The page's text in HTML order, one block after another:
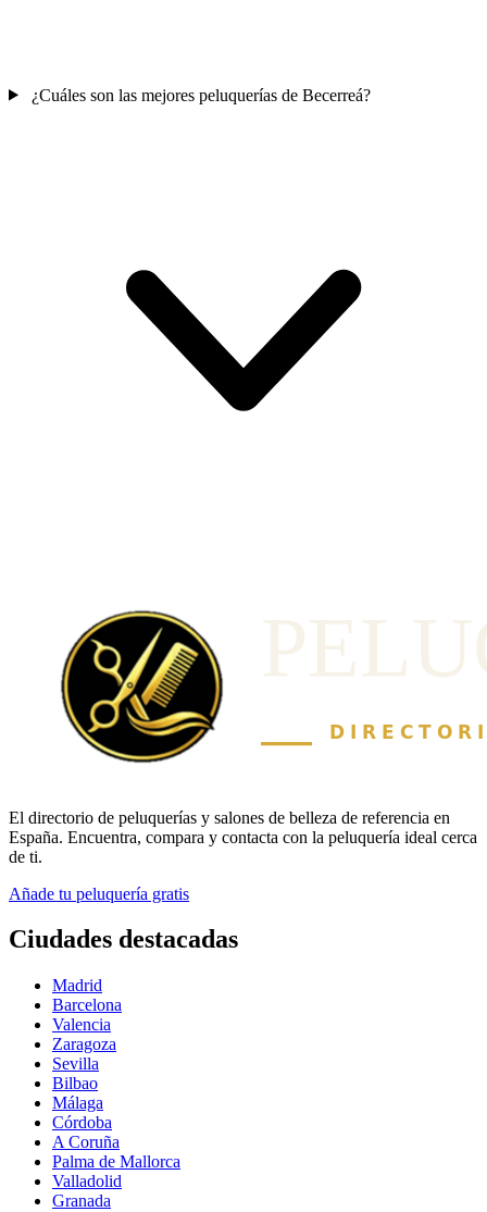
¿Cuáles son las mejores peluquerías de Becerreá?
El directorio de peluquerías y salones de belleza de referencia en
España. Encuentra, compara y contacta con la peluquería ideal cerca
de ti.
Añade tu peluquería gratis
Ciudades destacadas
Madrid
Barcelona
Valencia
Zaragoza
Sevilla
Bilbao
Málaga
Córdoba
A Coruña
Palma de Mallorca
Valladolid
Granada